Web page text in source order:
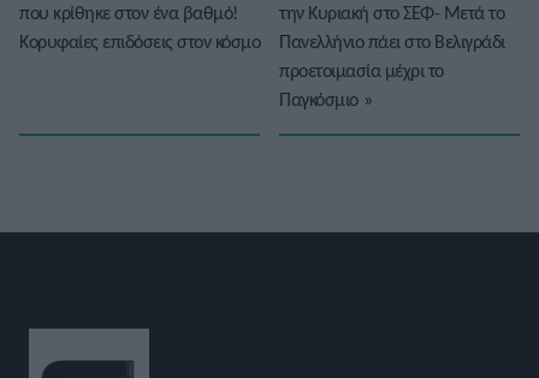
που κρίθηκε στον ένα βαθμό!
Κορυφαίες επιδόσεις στον κόσμο
την Κυριακή στο ΣΕΦ- Μετά το
Πανελλήνιο πάει στο Βελιγράδι
προετοιμασία μέχρι το
Παγκόσμιο»